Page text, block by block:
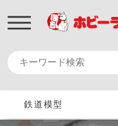
鉄道模型